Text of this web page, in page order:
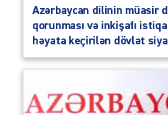
Azərbaycan dilinin müasir
qorunması və inkişafı
həyata keçirilən dövlət